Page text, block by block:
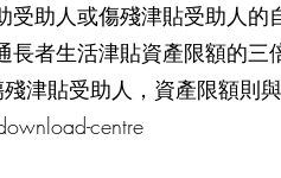
助人或傷殘津貼受助人
長者生活津貼資產限額的
津貼受助人，資產限額則
centre